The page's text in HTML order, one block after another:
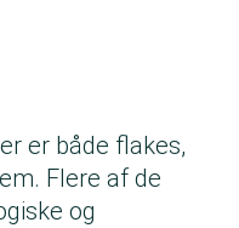
er både flakes,
Flere af de
og